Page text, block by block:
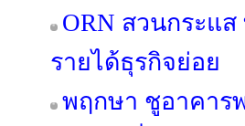
ORN สวนกระแส
รายได้ธุรกิจย่อย
พฤกษา ชูอาคาร